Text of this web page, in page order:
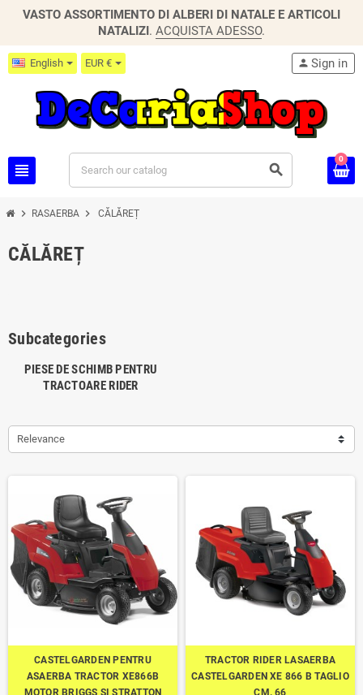
VASTO ASSORTIMENTO DI ALBERI DI NATALE E ARTICOLI
NATALIZI. ACQUISTA ADESSO.
English EUR €
view_headline search
person Sign in
0
chevron_right RASAERBA chevron_right CĂLĂREȚ
CĂLĂREȚ
Subcategories
PIESE DE SCHIMB PENTRU
TRACTOARE RIDER
Relevance
CASTELGARDEN PENTRU
ASAERBA TRACTOR XE866B
MOTOR BRIGGS ȘI STRATTON
TRACTOR RIDER LASAERBA
CASTELGARDEN XE 866 B TAGLIO
CM. 66